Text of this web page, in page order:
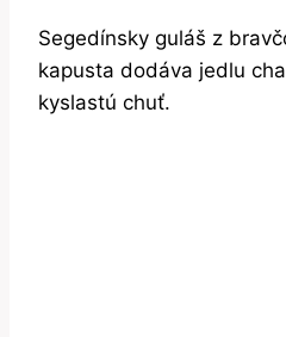
Segedínsky guláš z
kapusta dodáva jedlu
kyslastú chuť.